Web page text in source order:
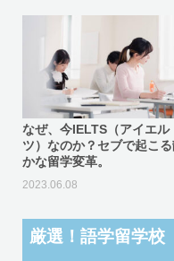
なぜ、今IELTS（アイエル
ツ）なのか？セブで起こ
かな留学変革。
2023.06.08
厳選！語学留学校